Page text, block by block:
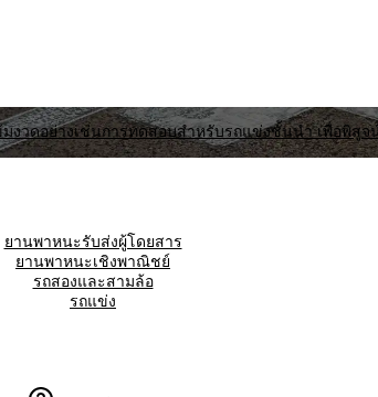
มงวดอย่างเช่นการทดสอบสำหรับรถแข่งชั้นนํา เพื่อพิสู
ยานพาหนะรับส่งผู้โดยสาร
ยานพาหนะเชิงพาณิชย์
รถสองและสามล้อ
รถแข่ง